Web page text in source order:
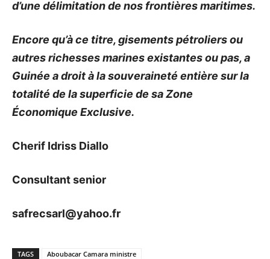
d’une délimitation de nos frontières maritimes.
Encore qu’à ce titre, gisements pétroliers ou
autres richesses marines existantes ou pas,a
Guinée a droit à la souveraineté entière sur la
totalité de la superficie de sa Zone
Économique Exclusive.
Cherif Idriss Diallo
Consultant senior
safrecsarl@yahoo.fr
TAGS
Aboubacar Camara ministre